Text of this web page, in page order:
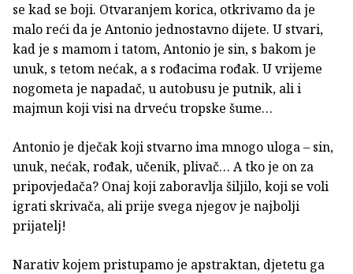
se kad se boji. Otvaranjem korica, otkrivamo da je
malo reći da je Antonio jednostavno dijete. U stvari,
kad je s mamom i tatom, Antonio je sin, s bakom je
unuk, s tetom nećak, a s rođacima rođak. U vrijeme
nogometa je napadač, u autobusu je putnik, ali i
majmun koji visi na drveću tropske šume…
Antonio je dječak koji stvarno ima mnogo uloga – sin,
unuk, nećak, rođak, učenik, plivač… A tko je on za
pripovjedača? Onaj koji zaboravlja šiljilo, koji se voli
igrati skrivača, ali prije svega njegov je najbolji
prijatelj!
Narativ kojem pristupamo je apstraktan, djetetu ga